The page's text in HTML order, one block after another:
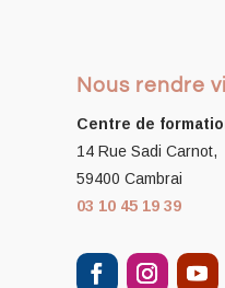
Nous rendre
Centre de
14 Rue Sadi Carnot,
59400 Cambrai
03 10 45 19 39